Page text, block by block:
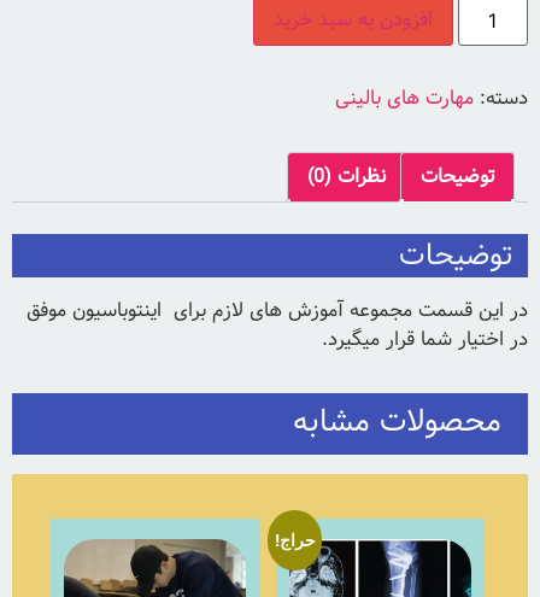
افزودن به سبد خرید
دسته: مهارت های بالینی
توضیحات نظرات (0)
توضیحات
در این قسمت مجموعه آموزش های لازم برای اینتوباسیون موفق
در اختیار شما قرار میگیرد.
محصولات مشابه
حراج!